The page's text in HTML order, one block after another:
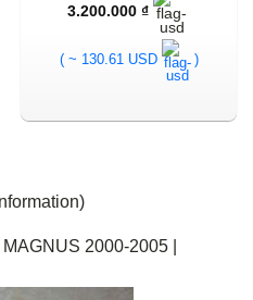
3.200.000 ₫
( ~ 130.61 USD )
2000-2005 |